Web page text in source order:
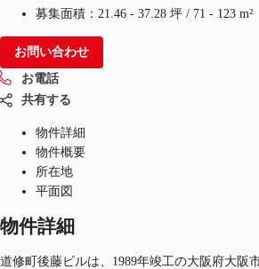
記事
仲介会社様はこちらへ
お気に入り
募集面積： 21.46 - 37.28 坪 / 71 - 123 m²
お問い合わせ
お電話
共有する
物件詳細
物件概要
所在地
平面図
物件詳細
道修町後藤ビルは、1989年竣工の大阪府大阪